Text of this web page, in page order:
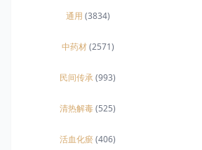
通用 (3834)
中药材(2571)
民间传承(993)
清热解毒(525)
活血化瘀(406)